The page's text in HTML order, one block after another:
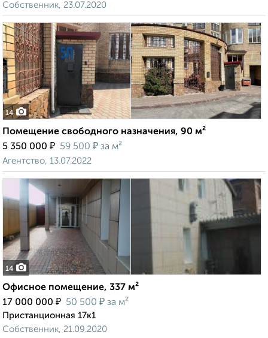
Собственник, 23.07.2020
14
Помещение свободного назначения, 90 м²
5 350 000 ₽ 59 500 ₽ за м²
Агентство, 13.07.2022
14
Офисное помещение, 337 м²
17 000 000 ₽ 50 500 ₽ за м²
Пристанционная 17к1
Собственник, 21.09.2020